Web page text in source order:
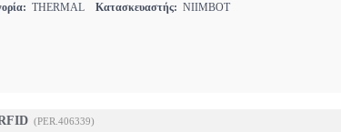
THERMAL Κατασκευαστής: NIIMBOT
(PER.406339)